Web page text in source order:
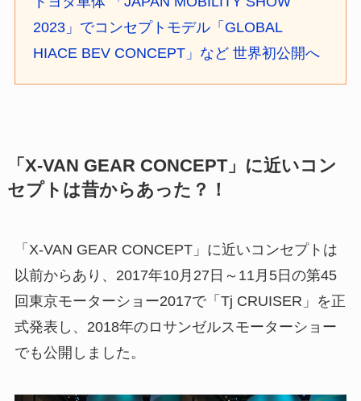
2023」でコンセプトモデル「GLOBAL
HIACE BEV CONCEPT」など 世界初公開へ
「X-VAN GEAR CONCEPT」に近いコン
セプトは昔からあった？！
「X-VAN GEAR CONCEPT」に近いコンセプトは
以前からあり、2017年10月27日～11月5日の第45
回東京モーターショー2017で「Tj CRUISER」を正
式発表し、2018年のロサンゼルスモーターショー
でも公開しました。